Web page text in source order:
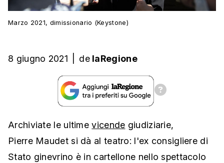
Marzo 2021, dimissionario (Keystone)
8 giugno 2021 de laRegione
Archiviate le ultimevicende giudiziarie,
Pierre Maudet si dà al teatro: l'ex consigliere di
Stato ginevrino è in cartellone nello spettacolo